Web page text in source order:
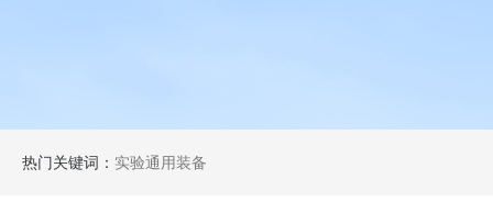
热门关键词： 实验通用装备